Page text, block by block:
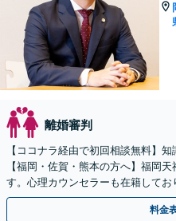
離婚審判
【ココナラ経由で初回相談無料】
【福岡・佐賀・熊本の方へ】福岡
す。心理カウンセラーも在籍して
てご相談頂けます【忙しい方は事
料金